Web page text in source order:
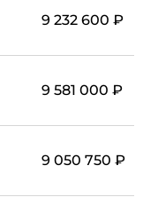
9 232 600 ₽
9 581 000 ₽
9 050 750 ₽